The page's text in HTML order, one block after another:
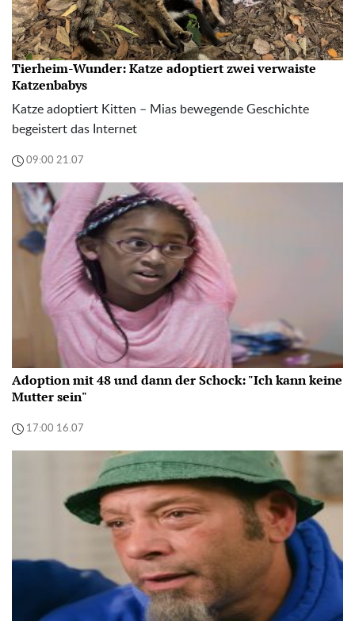
Tierheim-Wunder: Katze adoptiert zwei verwaiste
Katzenbabys
Katze adoptiert Kitten – Mias bewegende Geschichte
begeistert das Internet
09:00 21.07
Adoption mit 48 und dann der Schock: "Ich kann keine
Mutter sein"
17:00 16.07